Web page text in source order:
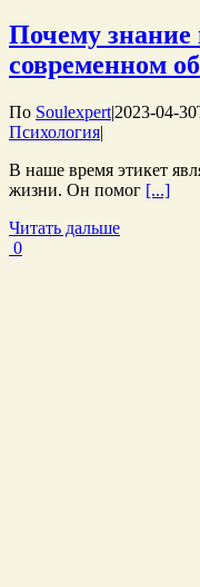
Почему знание
современном
По Soulexpert|2023-04-
Психология|
В наше время этикет
жизни. Он помог [...]
Читать дальше
0